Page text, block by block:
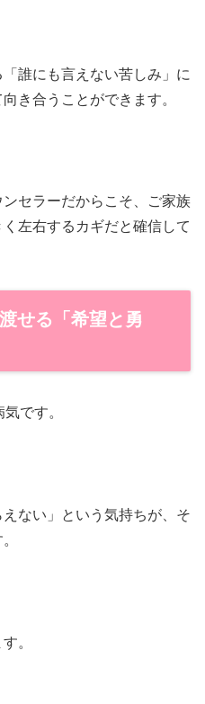
誰にも言えない苦しみ」に
き合うことができます。
セラーだからこそ、ご家族
左右するカギだと確信して
せる「希望と勇
です。
ない」という気持ちが、そ
。